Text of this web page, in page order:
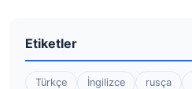
Etiketler
Türkçe İngilizce rusça